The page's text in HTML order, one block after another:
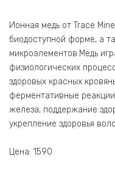
Ионная медь от Trace
биодоступной форме, а
микроэлементов.Медь
физиологических
здоровых красных
ферментативные
железа, поддержание
укрепление здоровья
Цена: 1590